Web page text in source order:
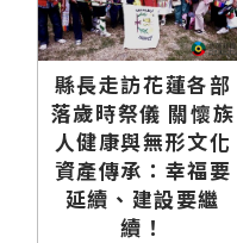
縣長走訪花蓮各部
落歲時祭儀 關懷族
人健康與無形文化
資產傳承：幸福要
延續、建設要繼
續！